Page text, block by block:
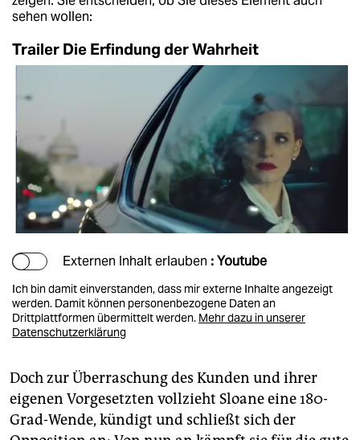
sehen wollen:
Trailer Die Erfindung der Wahrheit
Externen Inhalt erlauben : Youtube
Ich bin damit einverstanden, dass mir externe Inhalte angezeigt
werden. Damit können personenbezogene Daten an
Drittplattformen übermittelt werden. Mehr dazu in unserer
Datenschutzerklärung
Doch zur Überraschung des Kunden und ihrer
eigenen Vorgesetzten vollzieht Sloane eine 180-
Grad-Wende, kündigt und schließt sich der